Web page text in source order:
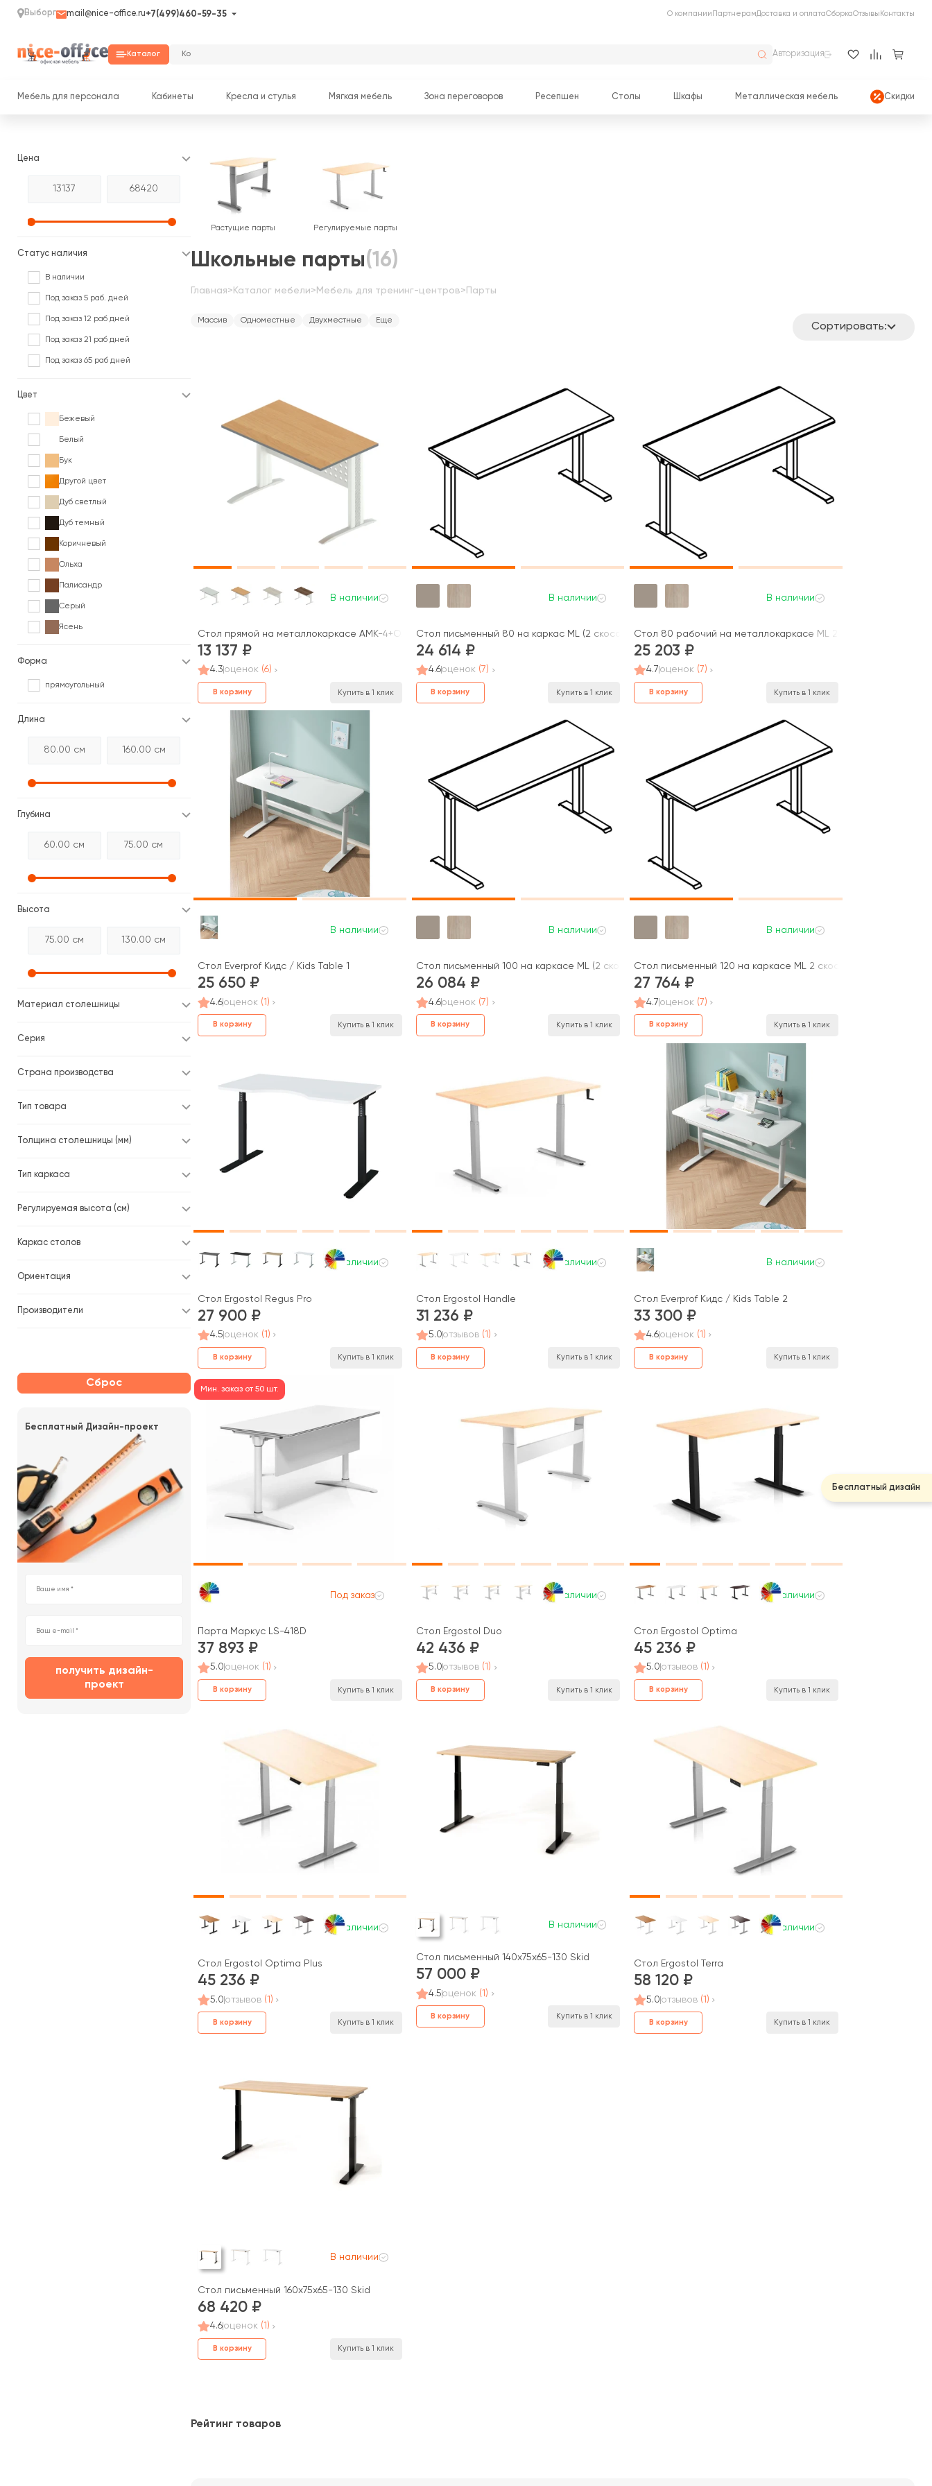
Выборг mail@nice-office.ru+7(499)460-59-35 О компании ПартнерамДоставка и оплатаСборкаОтзывы Контакты
Каталог Авторизация
Мебель для персонала Кабинеты Кресла и стулья Мягкая мебель Зона переговоров Ресепшен Столы Шкафы Металлическая мебель Скидки
Цена
Статус наличия
В наличии
Под заказ 5 раб. дней
Под заказ 12 раб дней
Под заказ 21 раб дней
Под заказ 65 раб дней
Цвет
Бежевый
Белый
Бук
Другой цвет
Дуб светлый
Дуб темный
Коричневый
Ольха
Палисандр
Серый
Ясень
Форма
прямоугольный
Длина
Глубина
Высота
Материал столешницы
Серия
Страна производства
Тип товара
Толщина столешницы (мм)
Тип каркаса
Регулируемая высота (см)
Каркас столов
Ориентация
Производители
Сброс
Бесплатный Дизайн-проект
получить дизайн-
проект
Школьные парты(16)
Главная> Каталог мебели> Мебель для тренинг-центров> Парты
Массив Одноместные Двухместные Еще
Сортировать:
В наличии
Стол прямой на металлокаркасе АМК-4+ОА-01/1200 Агат
13 137
4.3 оценок (6)
В корзину Купить в 1 клик
В наличии
Стол письменный 80 на каркас МL (2 скоса) Alta ML
24 614
4.6оценок (7)
В корзину Купить в 1 клик
В наличии
Стол 80 рабочий на металлокаркасе МL 2 скоса Alta ML
25 203
4.7 оценок (7)
В корзину Купить в 1 клик
В наличии
Стол Everprof Кидс / Kids Table 1
25 650
4.6оценок (1)
В корзину Купить в 1 клик
В наличии
Стол письменный 100 на каркасе МL (2 скоса) Alta ML
26 084
4.6оценок (7)
В корзину Купить в 1 клик
В наличии
Стол письменный 120 на каркасе МL 2 скоса Alta ML
27 764
4.7 оценок (7)
В корзину Купить в 1 клик
В наличии
Стол Ergostol Regus Pro
27 900
4.5оценок (1)
В корзину Купить в 1 клик
В наличии
Стол Ergostol Handle
31 236
5.0отзывов (1)
В корзину Купить в 1 клик
В наличии
Стол Everprof Кидс / Kids Table 2
33 300
4.6оценок (1)
В корзину Купить в 1 клик
Мин. заказ от 50 шт.
Под заказ
Парта Маркус LS-418D
37 893
5.0 оценок (1)
В корзину Купить в 1 клик
В наличии
Стол Ergostol Duo
42 436
5.0отзывов (1)
В корзину Купить в 1 клик
В наличии
Стол Ergostol Optima
45 236
5.0 отзывов (1)
В корзину Купить в 1 клик
В наличии
Стол Ergostol Optima Plus
45 236
5.0отзывов (1)
В корзину Купить в 1 клик
В наличии
Стол письменный 140x75x65-130 Skid
57 000
4.5оценок (1)
В корзину Купить в 1 клик
В наличии
Стол Ergostol Terra
58 120
5.0отзывов (1)
В корзину Купить в 1 клик
В наличии
Стол письменный 160x75x65-130 Skid
68 420
4.6оценок (1)
В корзину Купить в 1 клик
Растущие парты Регулируемые парты
Рейтинг товаров
Бесплатный дизайн